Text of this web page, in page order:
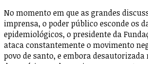
No momento em que as grandes
imprensa, o poder público esconde os
epidemiológicos, o presidente da
ataca constantemente o movimento
povo de santo, e embora desautorizada